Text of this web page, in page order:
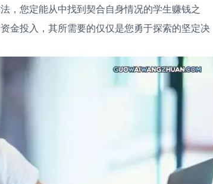
，您定能从中找到契合自身情况的学生赚钱之
金投入，其所需要的仅仅是您勇于探索的坚定决